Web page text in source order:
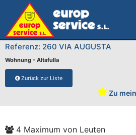
Referenz: 260 VIA AUGUSTA
Wohnung - Altafulla
Zurück zur Liste
Zu
4 Maximum von Leuten